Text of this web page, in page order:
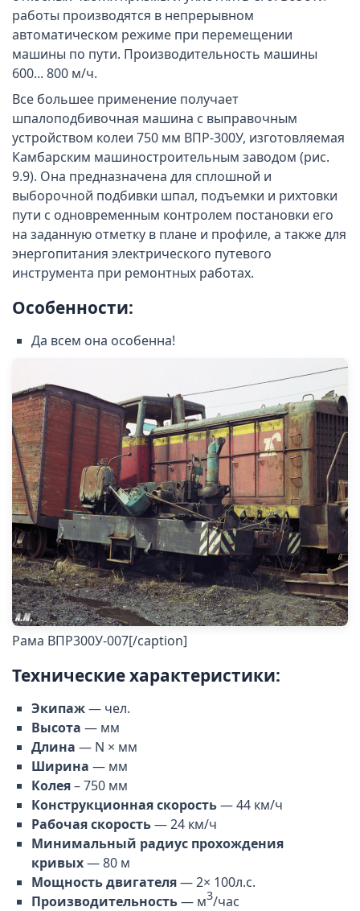
работы производятся в непрерывном
автоматическом режиме при перемещении
машины по пути. Производительность машины
600... 800 м/ч.
Все большее применение получает
шпалоподбивочная машина с выправочным
устройством колеи 750 мм ВПР-300У, изготовляемая
Камбарским машиностроительным заводом (рис.
9.9). Она предназначена для сплошной и
выборочной подбивки шпал, подъемки и рихтовки
пути с одновременным контролем постановки его
на заданную отметку в плане и профиле, а также для
энергопитания электрического путевого
инструмента при ремонтных работах.
Особенности:
Да всем она особенна!
Рама ВПР300У-007[/caption]
Технические характеристики:
Экипаж— чел.
Высота — мм
Длина — N × мм
Ширина — мм
Колея– 750 мм
Конструкционная скорость— 44 км/ч
Рабочая скорость— 24 км/ч
Минимальный радиус прохождения
кривых— 80 м
Мощность двигателя— 2× 100л.с.
Производительность— м3/час